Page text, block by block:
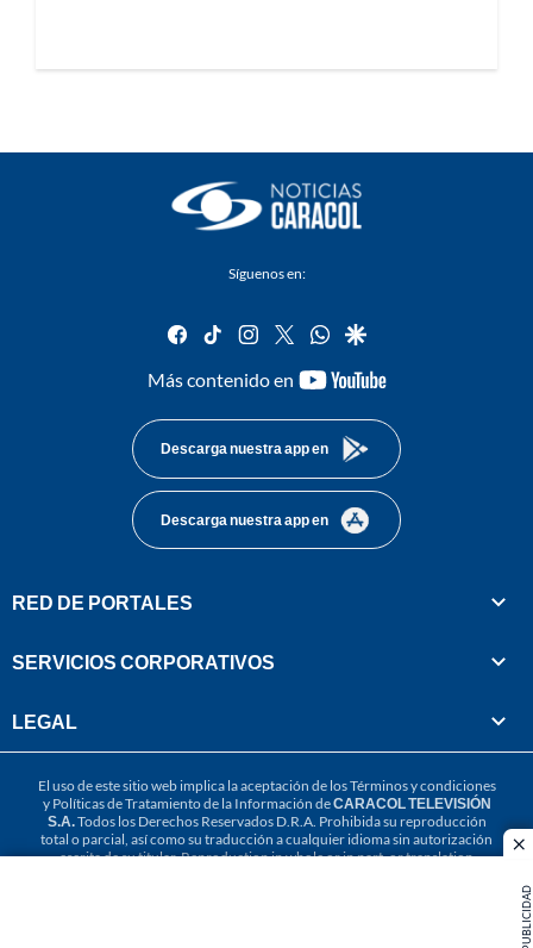
PUBLICIDAD
Síguenos en:
facebook
tiktok instagram
twitterwhatsapp
google
Más contenido en
youtube-
Descarga nuestra app en
Descarga nuestra app en
RED DE PORTALES
SERVICIOS CORPORATIVOS
LEGAL
El uso de este sitio web implica la aceptación de losTérminos y condiciones
y Políticas de Tratamiento de la Información deCARACOL TELEVISIÓN
S.A.Todos los Derechos Reservados D.R.A. Prohibida su reproducción
total o parcial, así como su traducción a cualquier idioma sin autorización
escrita de su titular. Reproduction in whole or in part, or translation